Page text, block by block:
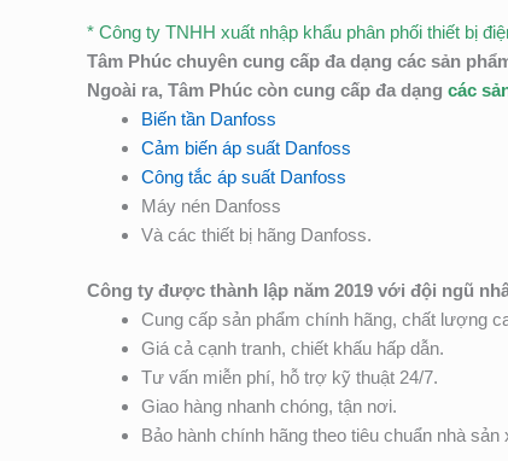
* Công ty TNHH xuất nhập khẩu phân phối thiết bị
Tâm Phúc chuyên cung cấp đa dạng các sản
Ngoài ra, Tâm Phúc còn cung cấp đa dạng các
Biến tần Danfoss
Cảm biến áp suất Danfoss
Công tắc áp suất Danfoss
Máy nén Danfoss
Và các thiết bị hãng Danfoss.
Công ty được thành lập năm 2019 với đội ngũ
Cung cấp sản phẩm chính hãng, chất lượng
Giá cả cạnh tranh, chiết khấu hấp dẫn.
Tư vấn miễn phí, hỗ trợ kỹ thuật 24/7.
Giao hàng nhanh chóng, tận nơi.
Bảo hành chính hãng theo tiêu chuẩn nhà sản